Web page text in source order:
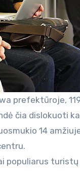
prefektūroje,
čia dislokuoti
14
populiarus